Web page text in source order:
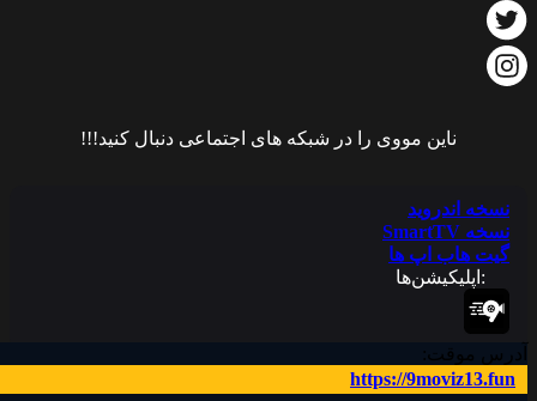
آدرس موقت:
https://9moviz13.fun
ناین مووی را در شبکه های اجتماعی دنبال کنید!!!
نسخه اندروید
نسخه SmartTV
گیت هاب اپ ها
:اپلیکیشن‌ها